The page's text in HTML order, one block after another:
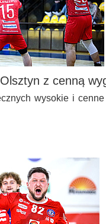
z cenną
wysokie i